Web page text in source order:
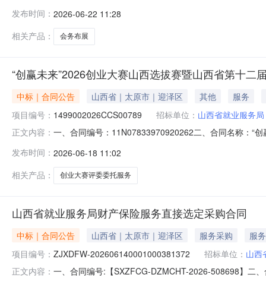
新建南路81号联系方式：0351-5378339供应商（乙方）
发布时间： 2026-06-22 11:28
相关产品：
会务布展
“创赢未来”2026创业大赛山西选拔赛暨山西省第十二
中标｜合同公告 山西省｜太原市｜迎泽区 其他
服务
项目编号： 1499002026CCS00789 招标单位： 山西省就业服务局
正文内容： 一、合同编号：11N07833970920262二、合同名称：“
新建南路81号联系方式：0351-5378339供应商（乙方）
发布时间： 2026-06-18 11:02
相关产品：
创业大赛评委委托服务
山西省就业服务局财产保险服务直接选定采购合同
中标｜合同公告 山西省｜太原市｜迎泽区 服务采购
服务
项目编号： ZJXDFW-202606140001000381372 招标单位： 山西
正文内容： 一、合同编号:【SXZFCG-DZMCHT-2026-508698】二